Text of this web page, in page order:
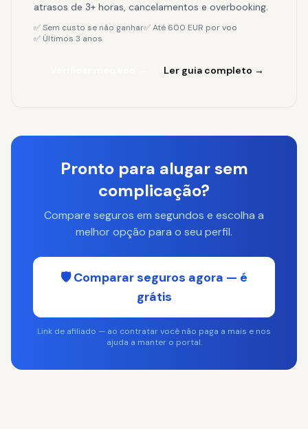
atrasos de 3+ horas, cancelamentos e overbooking.
✅ Sem custo se não ganhar✅ Até 600 EUR por voo
✅ Últimos 3 anos
Ler guia completo →
Pronto para alugar sem
complicação?
Compare seguros em segundos e escolha a
melhor opção para o seu perfil.
🛡️ Comparar seguros agora — é
grátis
Link de afiliado — ao contratar você não paga a mais e nos
ajuda a manter o portal.